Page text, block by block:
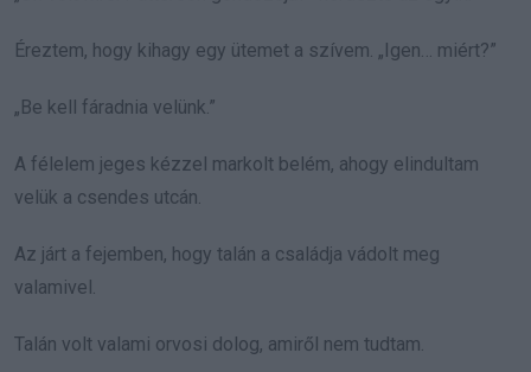
Éreztem, hogy kihagy egy ütemet a szívem. „Igen… miért?”
„Be kell fáradnia velünk.”
A félelem jeges kézzel markolt belém, ahogy elindultam
velük a csendes utcán.
Az járt a fejemben, hogy talán a családja vádolt meg
valamivel.
Talán volt valami orvosi dolog, amiről nem tudtam.